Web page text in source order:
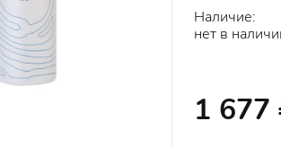
Наличие:
нет в
1 677